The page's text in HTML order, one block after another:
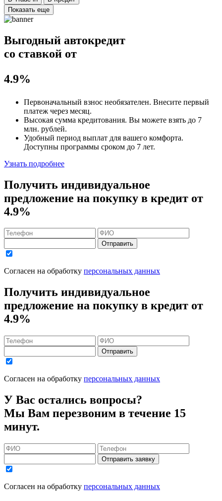
Показать еще
Выгодный автокредит
со ставкой от
4.9%
Первоначальный взнос необязателен. Внесите первый
платеж через месяц.
Высокая сумма кредитования. Вы можете взять до 7
млн. рублей.
Удобный период выплат для вашего комфорта.
Доступны программы сроком до 7 лет.
Узнать подробнее
Получить индивидуальное
предложение на покупку в кредит от
4.9%
Отправить
Согласен на обработку персональных данных
Получить индивидуальное
предложение на покупку в кредит от
4.9%
Отправить
Согласен на обработку персональных данных
У Вас остались вопросы?
Мы Вам перезвоним в течение 15
минут.
Отправить заявку
Согласен на обработку персональных данных